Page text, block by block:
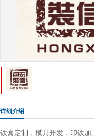
详细介绍
铁盒定制，模具开发，印铁加